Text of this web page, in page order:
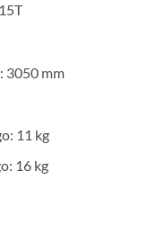
3050 mm
11 kg
16 kg